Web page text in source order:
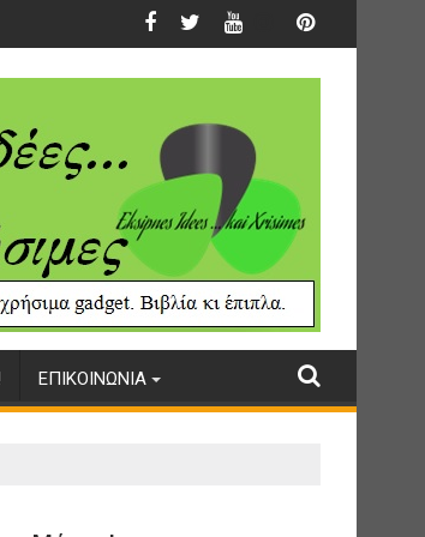
ΕΠΙΚΟΙΝΩΝΙΑ